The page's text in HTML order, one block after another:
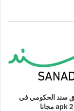
سند الحكومي في